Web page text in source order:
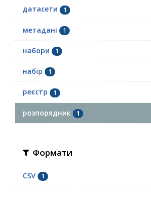
датасети 1
метадані 1
набори 1
набір 1
реєстр 1
розпорядник 1
Формати
CSV 1